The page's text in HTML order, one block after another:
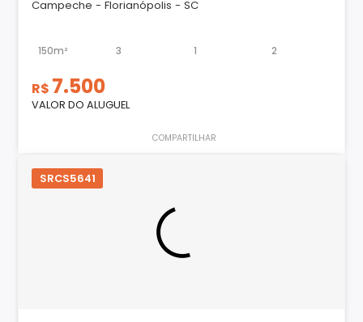
Campeche - Florianópolis - SC
150m² 3 1 2
R$ 7.500
VALOR DO ALUGUEL
COMPARTILHAR
SRCS5641